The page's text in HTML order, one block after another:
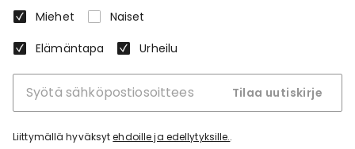
Miehet
Naiset
Elämäntapa
Urheilu
Tilaa uutiskirje
Liittymällä hyväksytehdoille ja edellytyksille..